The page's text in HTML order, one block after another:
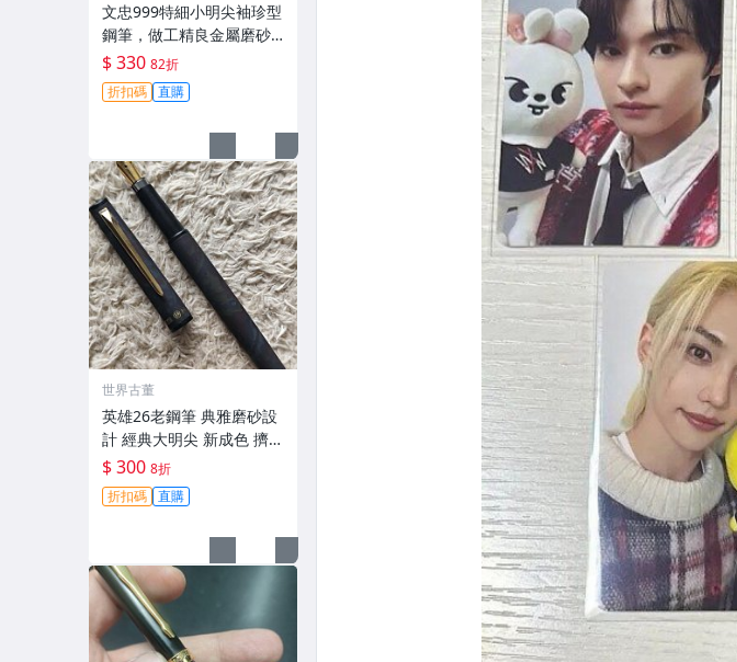
文忠999特細小明尖袖珍型
鋼筆，做工精良金屬磨砂
桿，手感舒適配色高雅，
嚴選推薦給小巧喜好者，
成色極佳。 老式鋼筆 文具
$ 330 82折
折扣碼 直購
世界古董
英雄26老鋼筆 典雅磨砂設
計 經典大明尖 新成色 擠捏
吸墨 筆尖 細節上墨 鎖定收
藏 2018 新款 銚筆 國產鋼
筆
$ 300 8折
折扣碼 直購